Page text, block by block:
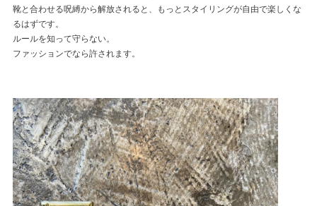
靴と合わせる呪縛から解放されると、もっとスタイリングが自由で楽しくな
るはずです。
ルールを知って守らない。
ファッションでなら許されます。